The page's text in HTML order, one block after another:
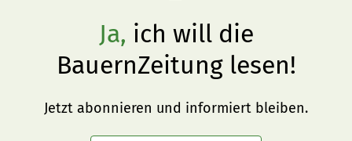
Ja, ich will die
BauernZeitung lesen!
Jetzt abonnieren und informiert bleiben.